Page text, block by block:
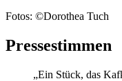
Fotos: ©Dorothea Tuch
Pressestimmen
„Ein Stück, das